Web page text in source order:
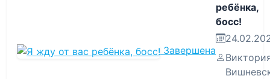
Завершена
ребёнка,
босс!